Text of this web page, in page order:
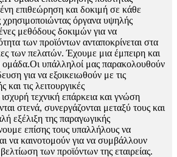
επιθεώρηση και δοκιμή σε κάθε
όργανα υψηλής
μεθόδους δοκιμών για να
των προϊόντων ανταποκρίνεται στα
των πελατών. Έχουμε μια έμπειρη και
ομάδα.Οι υπάλληλοί μας παρακολουθούν
για να εξοικειωθούν με τις
και τις λειτουργικές
τεχνική επάρκεια και γνώση
στενά, συνεργάζονται μεταξύ τους και
εξέλιξη της παραγωγικής
επίσης τους υπαλλήλους να
να καινοτομούν για να συμβάλλουν
των προϊόντων της εταιρείας.